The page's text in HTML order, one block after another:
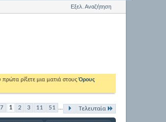
Εξελ. Αναζήτηση
ρίξετε μια ματιά στουςΌρους
1 2 3 11 51 ... Τελευταία